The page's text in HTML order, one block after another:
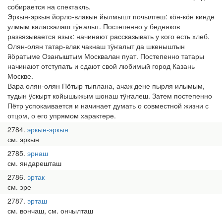
собирается на спектакль.
Эркын-эркын йорло-влакын йылмышт почылтеш: кӧн-кӧн кинде
улмым каласкалаш тӱҥалыт. Постепенно у бедняков
развязывается язык: начинают рассказывать у кого есть хлеб.
Олян-олян татар-влак чакнаш тӱҥалыт да шкеныштын
йӧратыме Озаҥыштым Москвалан пуат. Постепенно татары
начинают отступать и сдают свой любимый город Казань
Москве.
Вара олян-олян Пӧтыр тыплана, ачаж дене пырля илымым,
тудын ӱскырт койышыжым шонаш тӱҥалеш. Затем постепенно
Пётр успокаивается и начинает думать о совместной жизни с
отцом, о его упрямом характере.
2784 эркын-эркын
см. эркын
2785 эрнаш
см. яндарешташ
2786 эртак
см. эре
2787 эрташ
см. вончаш, см. ончылташ